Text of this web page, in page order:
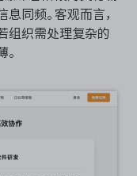
同频。客观而言，
组织需处理复杂的